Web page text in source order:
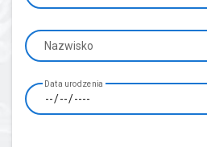
Nazwisko
Data urodzenia